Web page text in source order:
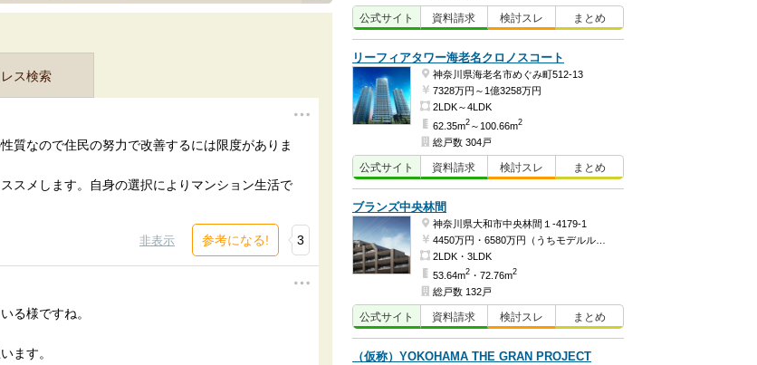
レス検索
質なので住民の努力で改善するには限度がありま
スメします。自身の選択によりマンション生活で
非表示 参考になる! 3
る様ですね。
ます。
公式サイト 資料請求 検討スレ まとめ
リーフィアタワー海老名クロノスコート
神奈川県海老名市めぐみ町512-13
7328万円～1億3258万円
2LDK～4LDK
62.35m2 ～100.66m2
総戸数 304戸
公式サイト 資料請求 検討スレ まとめ
ブランズ中央林間
神奈川県大和市中央林間１-4179-1
2LDK・3LDK
53.64m2 ・72.76m2
総戸数 132戸
公式サイト 資料請求 検討スレ まとめ
（仮称）YOKOHAMA THE GRAN PROJECT